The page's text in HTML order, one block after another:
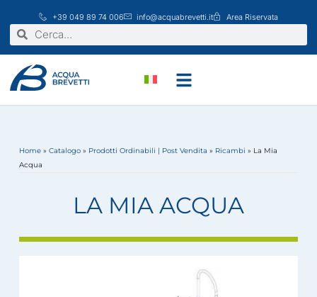
contenuto
+39 049 89 74 006 info@acquabrevetti.it Area Riservata
Cerca Cerca
Home »Catalogo » Prodotti Ordinabili | Post Vendita » Ricambi » La Mia
Acqua
LA MIA ACQUA